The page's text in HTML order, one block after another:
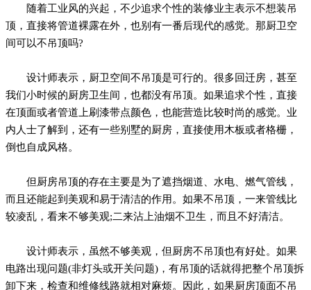
随着工业风的兴起，不少追求个性的装修业主表示不想装吊
顶，直接将管道裸露在外，也别有一番后现代的感觉。那厨卫空
间可以不吊顶吗?
设计师表示，厨卫空间不吊顶是可行的。很多回迁房，甚至
我们小时候的厨房卫生间，也都没有吊顶。如果追求个性，直接
在顶面或者管道上刷漆带点颜色，也能营造比较时尚的感觉。业
内人士了解到，还有一些别墅的厨房，直接使用木板或者格栅，
倒也自成风格。
但厨房吊顶的存在主要是为了遮挡烟道、水电、燃气管线，
而且还能起到美观和易于清洁的作用。如果不吊顶，一来管线比
较凌乱，看来不够美观;二来沾上油烟不卫生，而且不好清洁。
设计师表示，虽然不够美观，但厨房不吊顶也有好处。如果
电路出现问题(非灯头或开关问题)，有吊顶的话就得把整个吊顶拆
卸下来，检查和维修线路就相对麻烦。因此，如果厨房顶面不吊